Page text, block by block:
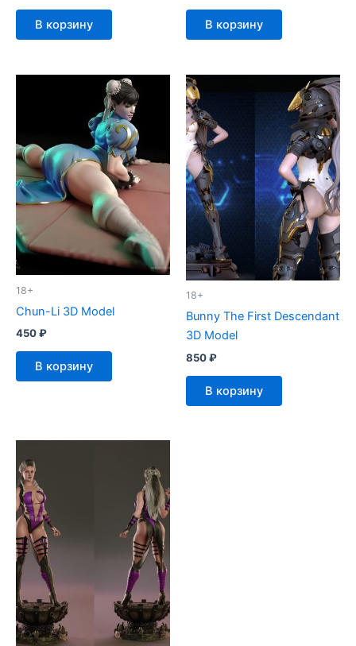
В корзину В корзину
18+
Chun-Li 3D Model
450₽
В корзину
18+
Bunny The First Descendant
3D Model
850₽
В корзину